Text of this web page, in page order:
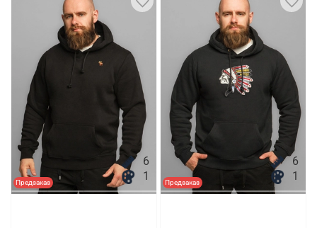
Предзаказ
6
1
Предзаказ
6
1